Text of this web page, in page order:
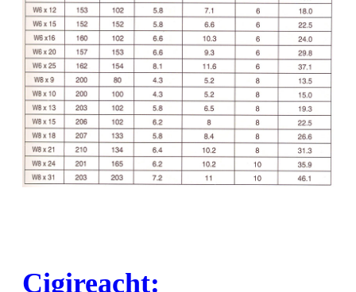
Cigireacht: